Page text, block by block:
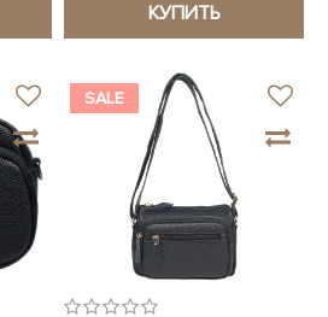
КУПИТЬ
SALE